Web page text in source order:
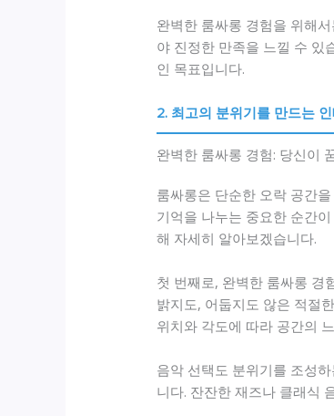
완벽한 룸싸롱 경험을 위해
야 진정한 만족을 느낄 수 있
인 목표입니다.
2. 최고의 분위기를 만드는
완벽한 룸싸롱 경험: 당신이
룸싸롱은 단순한 오락 공간
기억을 나누는 중요한 순간
해 자세히 알아보겠습니다.
첫 번째로, 완벽한 룸싸롱 경
밝지도, 어둡지도 않은 적절
위치와 각도에 따라 공간의
음악 선택도 분위기를 조성
니다. 잔잔한 재즈나 클래식